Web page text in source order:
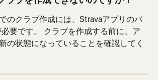
のクラブ作成には、Stravaアプリのバ
要です。 クラブを作成する前に、ア
の状態になっていることを確認してく